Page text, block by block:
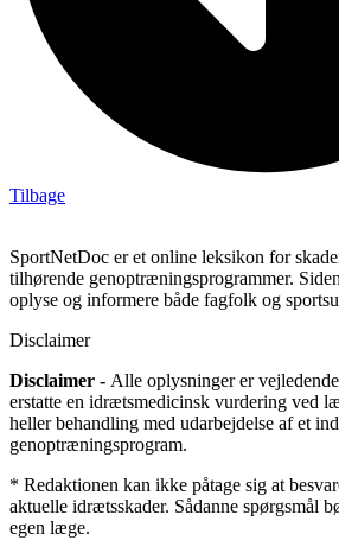
Tilbage
SportNetDoc er et online leksikon for
tilhørende genoptræningsprogrammer.
oplyse og informere både fagfolk og
Disclaimer
Disclaimer - Alle oplysninger er
erstatte en idrætsmedicinsk vurdering ved
heller behandling med udarbejdelse af et
genoptræningsprogram.
* Redaktionen kan ikke påtage sig at
aktuelle idrætsskader. Sådanne spørgsmål
egen læge.